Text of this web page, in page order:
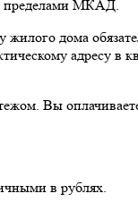
пределами МКАД.
жилого дома
адресу
Вы
в рублях.